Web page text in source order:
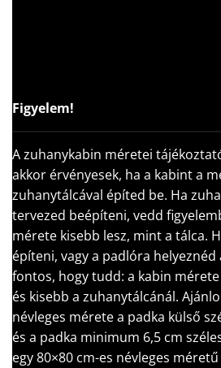
Figyelem!
A zuhanykabin méretei
akkor érvényesek, ha a kabint a
zuhanytálcával építed be. Ha
tervezed beépíteni, vedd
mérete kisebb lesz, mint a tálca.
építeni, vagy a padlóra
fontos, hogy tudd: a kabin
és kisebb a zuhanytálcánál.
névleges mérete a padka külső
és a padka minimum 6,5 cm
egy 80×80 cm-es névleges